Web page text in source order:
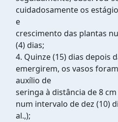
cuidadosamente os
e
crescimento das plantas
(4) dias;
4. Quinze (15) dias depois
emergirem, os vasos
auxílio de
seringa à distância de 8
num intervalo de dez (10)
al.,);